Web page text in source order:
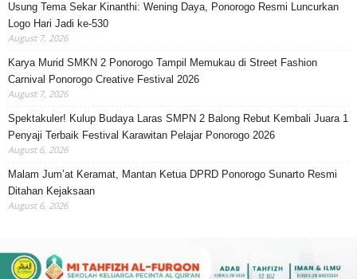
Usung Tema Sekar Kinanthi: Wening Daya, Ponorogo Resmi Luncurkan
Logo Hari Jadi ke-530
August 7, 2026
Karya Murid SMKN 2 Ponorogo Tampil Memukau di Street Fashion
Carnival Ponorogo Creative Festival 2026
August 7, 2026
Spektakuler! Kulup Budaya Laras SMPN 2 Balong Rebut Kembali Juara 1
Penyaji Terbaik Festival Karawitan Pelajar Ponorogo 2026
August 6, 2026
Malam Jum’at Keramat, Mantan Ketua DPRD Ponorogo Sunarto Resmi
Ditahan Kejaksaan
August 6, 2026